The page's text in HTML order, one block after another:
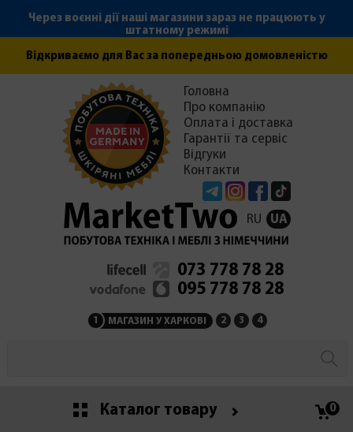
Через воєнні дії наші магазини зараз не працюють у
штатному режимі
Відкриваємо для Вас за попередньою домовленістю
TelegramInstagramFacebook
Головна
Про компанію
Оплата і доставка
Гарантії та сервіс
Відгуки
Контакти
RU UA
073 778 78 28
095 778 78 28
1 МАГАЗИН У ХАРКОВІ 2 МАГАЗИН НА
3 СЕРВІСНИЙ ЦЕНТР
4
Каталог товару 0